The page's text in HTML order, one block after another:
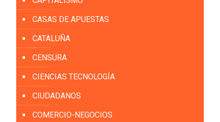
CASAS DE APUESTAS
CATALUÑA
CENSURA
CIENCIAS TECNOLOGÍA
CIUDADANOS
COMERCIO-NEGOCIOS